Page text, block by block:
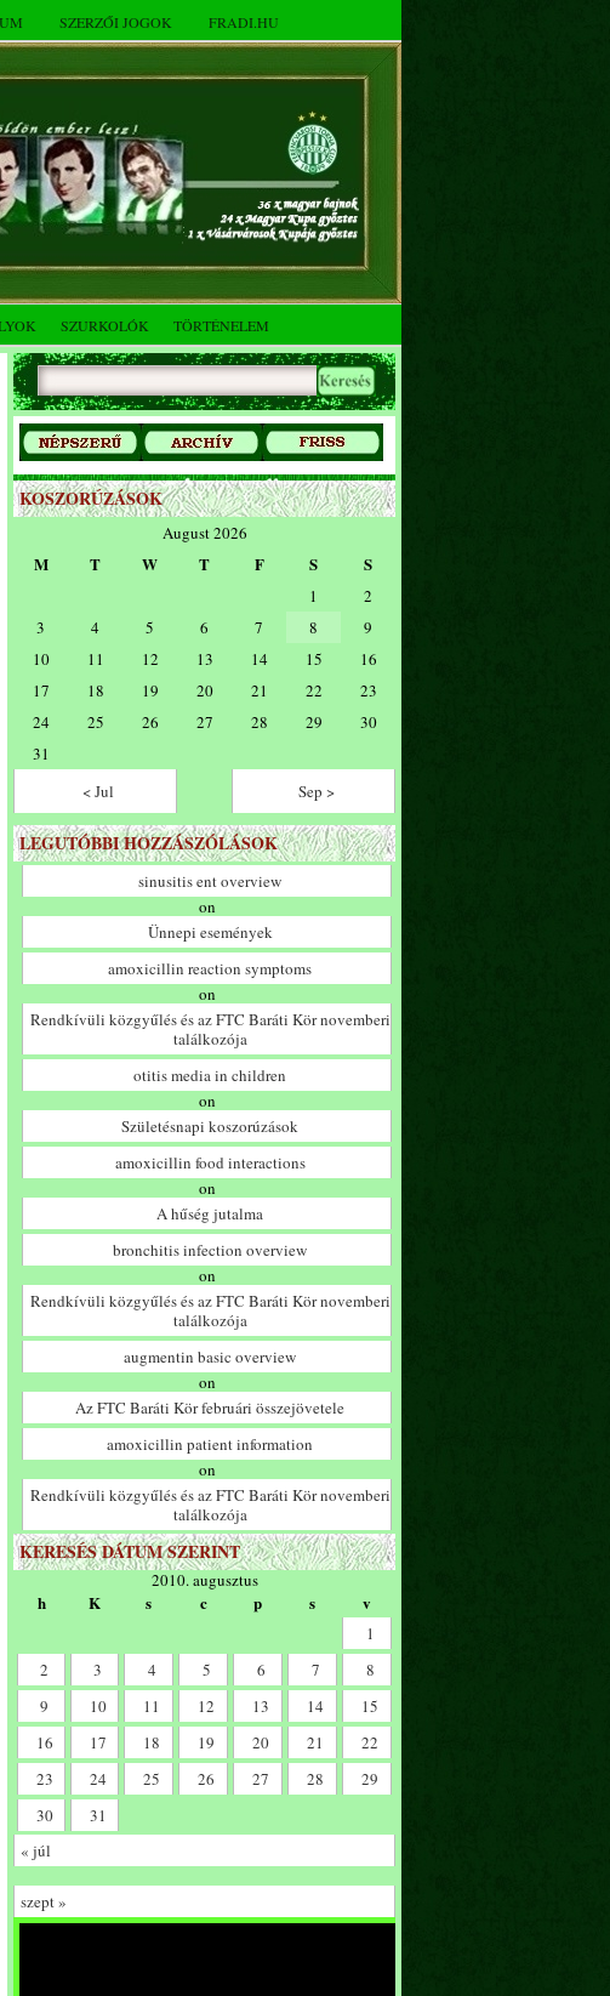
SZERZŐI JOGOK FRADI.HU
SZURKOLÓK TÖRTÉNELEM
KOSZORÚZÁSOK
August 2026
M T W T F S S
1
2
3
4 5 6 7 8
9
10
11 12 13 14 15
16
17
18 19 20 21 22
23
24
25 26 27 28 29
30
31
< Jul
Sep >
LEGUTÓBBI HOZZÁSZÓLÁSOK
sinusitis ent overview
on
Ünnepi események
amoxicillin reaction symptoms
on
Rendkívüli közgyűlés és az FTC Baráti Kör novemberi
találkozója
otitis media in children
on
Születésnapi koszorúzások
amoxicillin food interactions
on
A hűség jutalma
bronchitis infection overview
on
Rendkívüli közgyűlés és az FTC Baráti Kör novemberi
találkozója
augmentin basic overview
on
Az FTC Baráti Kör februári összejövetele
amoxicillin patient information
on
Rendkívüli közgyűlés és az FTC Baráti Kör novemberi
találkozója
KERESÉS DÁTUM SZERINT
2010. augusztus
h K s c p s v
1
2
3 4 5 6 7
8
9
10 11 12 13 14
15
16
17 18 19 20 21
22
23
24 25 26 27 28
29
30
31
« júl
szept »